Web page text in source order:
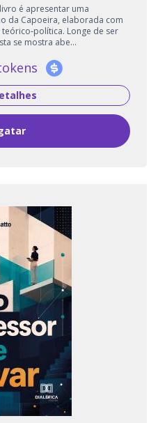
é apresentar uma
da Capoeira, elaborada com
Longe de ser
se mostra abe...